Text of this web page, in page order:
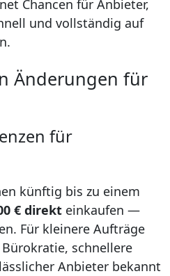
Chancen für Anbieter,
und vollständig auf
Änderungen für
für
künftig bis zu einem
€ direkt einkaufen —
Für kleinere Aufträge
schnellere
Anbieter bekannt